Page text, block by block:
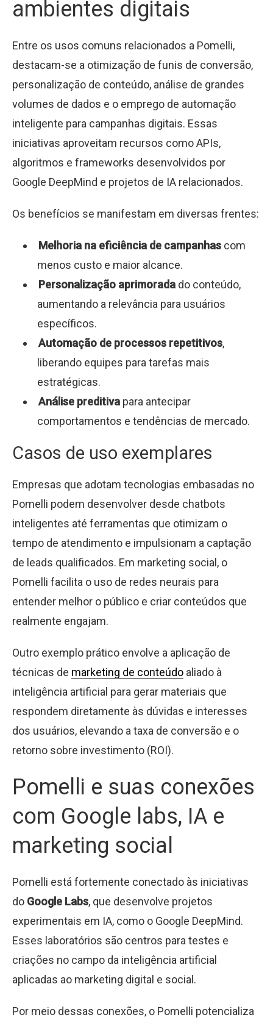
ambientes digitais
Entre os usos comuns relacionados a Pomelli,
destacam-se a otimização de funis de conversão,
personalização de conteúdo, análise de grandes
volumes de dados e o emprego de automação
inteligente para campanhas digitais. Essas
iniciativas aproveitam recursos como APIs,
algoritmos e frameworks desenvolvidos por
Google DeepMind e projetos de IA relacionados.
Os benefícios se manifestam em diversas frentes:
Melhoria na eficiência de campanhas com
menos custo e maior alcance.
Personalização aprimorada do conteúdo,
aumentando a relevância para usuários
específicos.
Automação de processos repetitivos,
liberando equipes para tarefas mais
estratégicas.
Análise preditiva para antecipar
comportamentos e tendências de mercado.
Casos de uso exemplares
Empresas que adotam tecnologias embasadas no
Pomelli podem desenvolver desde chatbots
inteligentes até ferramentas que otimizam o
tempo de atendimento e impulsionam a captação
de leads qualificados. Em marketing social, o
Pomelli facilita o uso de redes neurais para
entender melhor o público e criar conteúdos que
realmente engajam.
Outro exemplo prático envolve a aplicação de
técnicas de marketing de conteúdo aliado à
inteligência artificial para gerar materiais que
respondem diretamente às dúvidas e interesses
dos usuários, elevando a taxa de conversão e o
retorno sobre investimento (ROI).
Pomelli e suas conexões
com Google labs, IA e
marketing social
Pomelli está fortemente conectado às iniciativas
do Google Labs, que desenvolve projetos
experimentais em IA, como o Google DeepMind.
Esses laboratórios são centros para testes e
criações no campo da inteligência artificial
aplicadas ao marketing digital e social.
Por meio dessas conexões, o Pomelli potencializa